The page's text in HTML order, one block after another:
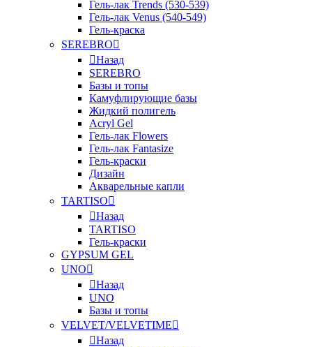
Гель-лак Trends (530-539)
Гель-лак Venus (540-549)
Гель-краска
SEREBRO
Назад
SEREBRO
Базы и топы
Камуфлирующие базы
Жидкий полигель
Acryl Gel
Гель-лак Flowers
Гель-лак Fantasize
Гель-краски
Дизайн
Акварельные капли
TARTISO
Назад
TARTISO
Гель-краски
GYPSUM GEL
UNO
Назад
UNO
Базы и топы
VELVET/VELVETIME
Назад